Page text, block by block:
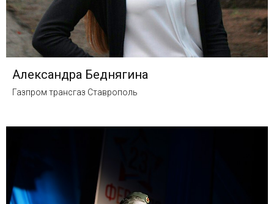
Александра Беднягина
Газпром трансгаз Ставрополь